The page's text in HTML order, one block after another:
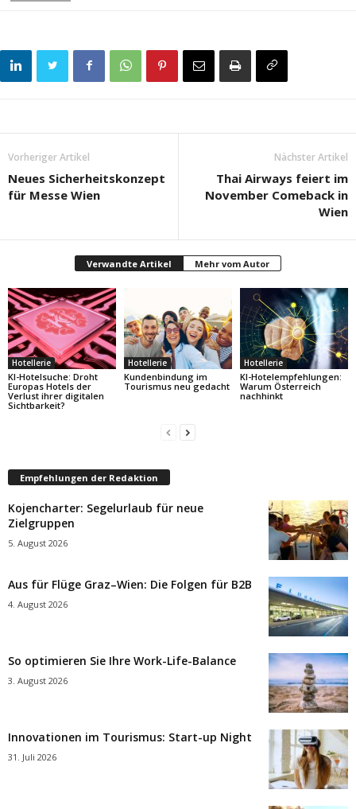
Vorheriger Artikel
Neues Sicherheitskonzept
für Messe Wien
Nächster Artikel
Thai Airways feiert im
November Comeback in
Wien
Verwandte Artikel Mehr vom Autor
Hotellerie
KI-Hotelsuche: Droht
Europas Hotels der
Verlust ihrer digitalen
Sichtbarkeit?
Hotellerie
Kundenbindung im
Tourismus neu gedacht
Hotellerie
KI-Hotelempfehlungen:
Warum Österreich
nachhinkt
Empfehlungen der Redaktion
Kojencharter: Segelurlaub für neue
Zielgruppen
5. August 2026
Aus für Flüge Graz–Wien: Die Folgen für B2B
4. August 2026
So optimieren Sie Ihre Work-Life-Balance
3. August 2026
Innovationen im Tourismus: Start-up Night
31. Juli 2026